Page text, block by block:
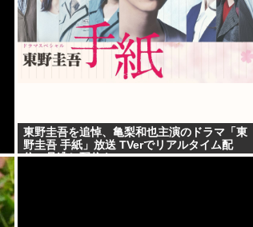
東野圭吾を追悼、亀梨和也主演のドラマ「東
野圭吾 手紙」放送 TVerでリアルタイム配
信、見逃し配信も